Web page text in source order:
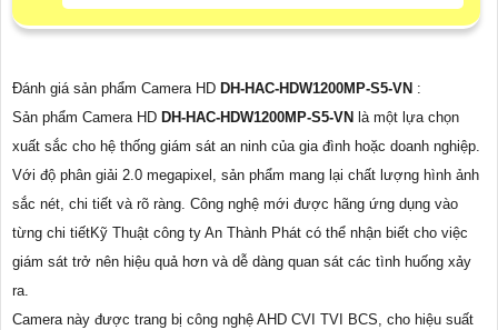
Đánh giá sản phẩm Camera HD DH-HAC-HDW1200MP-S5-VN :
Sản phẩm Camera HD DH-HAC-HDW1200MP-S5-VN là một lựa chọn
xuất sắc cho hệ thống giám sát an ninh của gia đình hoặc doanh nghiệp.
Với độ phân giải 2.0 megapixel, sản phẩm mang lại chất lượng hình ảnh
sắc nét, chi tiết và rõ ràng. Công nghệ mới được hãng ứng dụng vào
từng chi tiếtKỹ Thuật công ty An Thành Phát có thể nhận biết cho việc
giám sát trở nên hiệu quả hơn và dễ dàng quan sát các tình huống xảy
ra.
Camera này được trang bị công nghệ AHD CVI TVI BCS, cho hiệu suất